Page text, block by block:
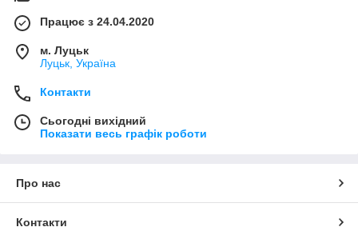
Працює з 24.04.2020
м. Луцьк
Луцьк, Україна
Контакти
Сьогодні вихідний
Показати весь графік роботи
Про нас
Контакти